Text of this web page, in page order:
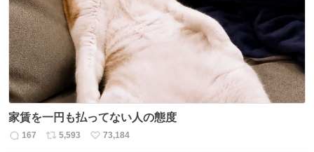
ト
数
数
家賃を一円も払ってない人の態度
返
167
リ
5,593
い
73,184